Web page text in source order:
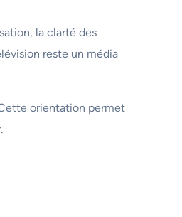
la clarté des
reste un média
orientation permet